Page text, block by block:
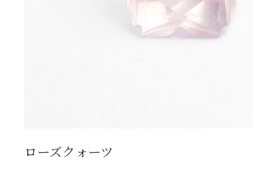
ローズクォーツ